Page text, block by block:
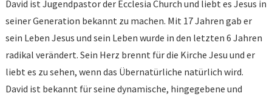
David ist Jugendpastor der Ecclesia Church und liebt es Jesus in
seiner Generation bekannt zu machen. Mit 17 Jahren gab er
sein Leben Jesus und sein Leben wurde in den letzten 6 Jahren
radikal verändert. Sein Herz brennt für die Kirche Jesu und er
liebt es zu sehen, wenn das Übernatürliche natürlich wird.
David ist bekannt für seine dynamische, hingegebene und